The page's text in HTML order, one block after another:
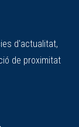
d'actualitat,
de proximitat